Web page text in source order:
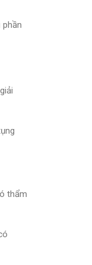
phần
thẩm